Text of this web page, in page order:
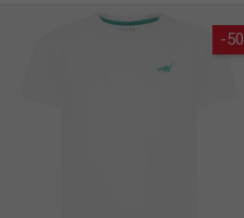
-